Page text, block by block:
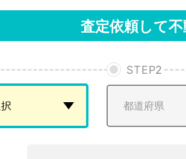
査定依頼して
STEP2